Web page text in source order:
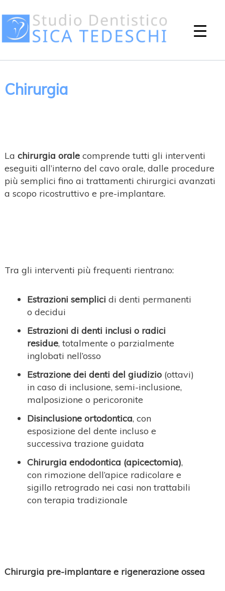
Chirurgia
La chirurgia oralecomprende tutti gli interventi
eseguiti all’interno del cavo orale, dalle procedure
più semplici fino ai trattamenti chirurgici avanzati
a scopo ricostruttivo e pre-implantare.
Tra gli interventi più frequenti rientrano:
Estrazioni semplici di denti permanenti
o decidui
Estrazioni di denti inclusi o radici
residue, totalmente o parzialmente
inglobati nell’osso
Estrazione dei denti del giudizio(ottavi)
in caso di inclusione, semi-inclusione,
malposizione o pericoronite
Disinclusione ortodontica, con
esposizione del dente incluso e
successiva trazione guidata
Chirurgia endodontica (apicectomia),
con rimozione dell’apice radicolare e
sigillo retrogrado nei casi non trattabili
con terapia tradizionale
Chirurgia pre-implantare e rigenerazione ossea